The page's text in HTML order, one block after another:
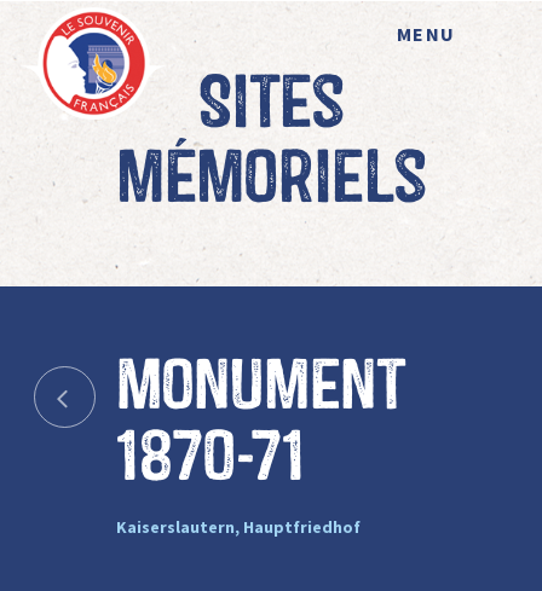
MENU
Sites
mémoriels
Monument
1870-71
Kaiserslautern, Hauptfriedhof